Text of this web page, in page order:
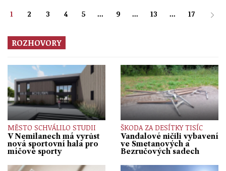
1 2 3 4 5 ... 9 ... 13 ... 17
ROZHOVORY
MĚSTO SCHVÁLILO STUDII
V Nemilanech má vyrůst
nová sportovní hala pro
míčové sporty
ŠKODA ZA DESÍTKY TISÍC
Vandalové ničili vybavení
ve Smetanových a
Bezručových sadech